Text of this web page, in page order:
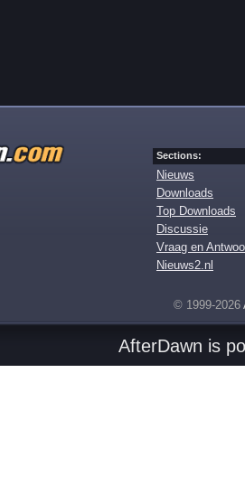
Sections:
Nieuws
Downloads
Top Downloads
Discussie
Vraag en
Nieuws2.nl
© 1999-2026
AfterDawn is